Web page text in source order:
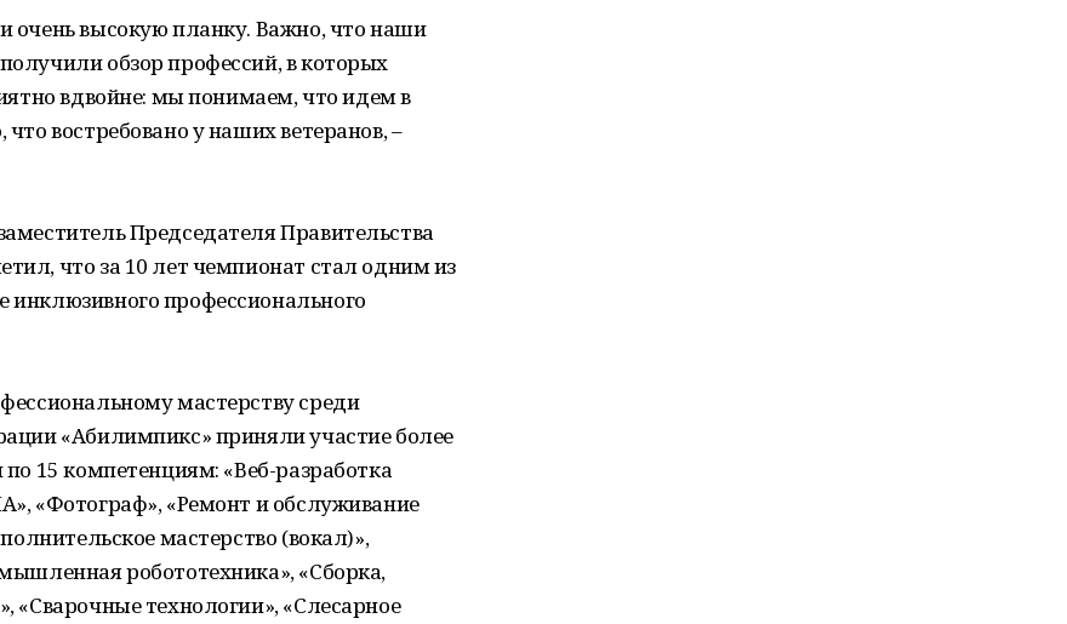
очень высокую планку. Важно, что наши
обзор профессий, в которых
вдвойне: мы понимаем, что идем в
востребовано у наших ветеранов, –
Председателя Правительства
что за 10 лет чемпионат стал одним из
профессионального
мастерству среди
«Абилимпикс» приняли участие более
15 компетенциям: «Веб-разработка
«Фотограф», «Ремонт и обслуживание
мастерство (вокал)»,
робототехника», «Сборка,
«Сварочные технологии», «Слесарное